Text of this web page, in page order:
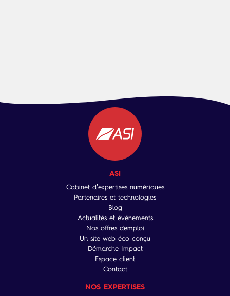
ASI
Cabinet d’expertises numériques
Partenaires et technologies
Blog
Actualités et événements
Nos offres d'emploi
Un site web éco-conçu
Démarche Impact
Espace client
Contact
NOS EXPERTISES